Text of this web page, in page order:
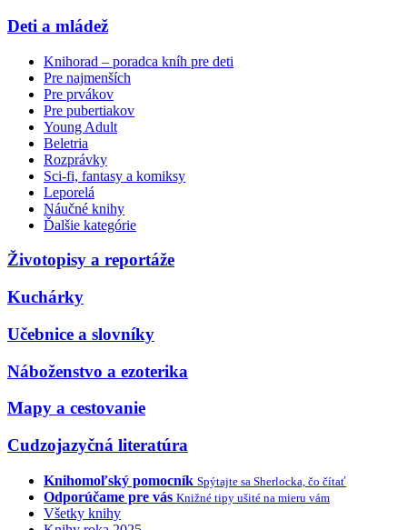
Deti a mládež
Knihorad – poradca kníh pre deti
Pre najmenších
Pre prvákov
Pre pubertiakov
Young Adult
Beletria
Rozprávky
Sci-fi, fantasy a komiksy
Leporelá
Náučné knihy
Ďalšie kategórie
Životopisy a reportáže
Kuchárky
Učebnice a slovníky
Náboženstvo a ezoterika
Mapy a cestovanie
Cudzojazyčná literatúra
Knihomoľský pomocník Spýtajte sa Sherlocka, čo čítať
Odporúčame pre vás Knižné tipy ušité na mieru vám
Všetky knihy